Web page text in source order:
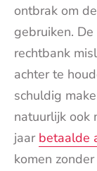
ontbrak om
gebruiken.
rechtbank
achter te
schuldig
natuurlijk ook
jaar betaalde
komen